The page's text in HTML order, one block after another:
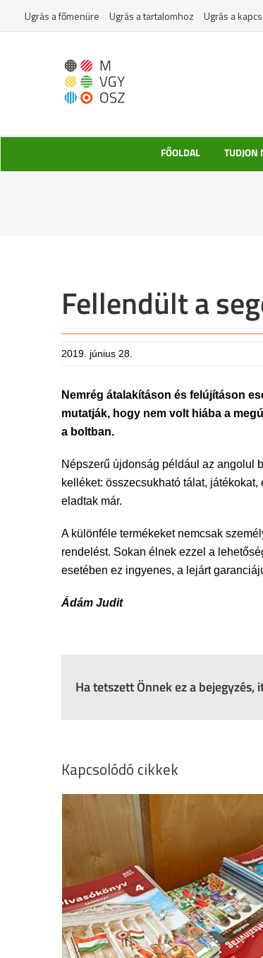
Ugrás a főmenüre Ugrás a tartalomhoz Ugrás a
FŐOLDAL TUDJON
Fellendült a
2019. június 28.
Nemrég átalakításon és felújításon
mutatják, hogy nem volt hiába a
a boltban.
Népszerű újdonság például az angolul
kelléket: összecsukható tálat,
eladtak már.
A különféle termékeket nemcsak
rendelést. Sokan élnek ezzel a
esetében ez ingyenes, a lejárt
Ádám Judit
Ha tetszett Önnek ez a
Kapcsolódó cikkek